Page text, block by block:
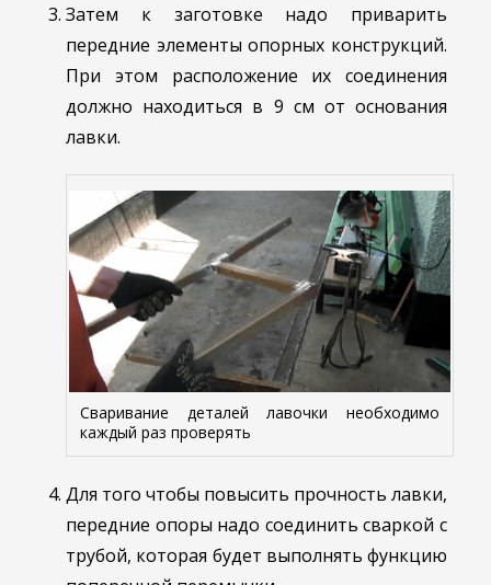
Затем к заготовке надо приварить
передние элементы опорных конструкций.
При этом расположение их соединения
должно находиться в 9 см от основания
лавки.
Сваривание деталей лавочки необходимо
каждый раз проверять
Для того чтобы повысить прочность лавки,
передние опоры надо соединить сваркой с
трубой, которая будет выполнять функцию